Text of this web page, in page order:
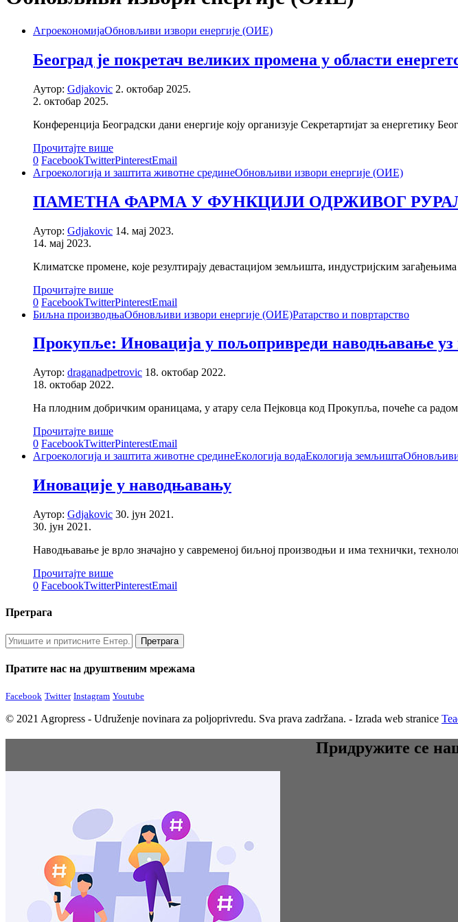
АгроекономијаОбновљиви извори енергије (ОИЕ)
Београд је покретач великих промена у области
Аутор: Gdjakovic 2. октобар 2025.
2. октобар 2025.
Конференција Београдски дани енергије коју организује Секретартијат за енергетику
Прочитајте више
0 FacebookTwitterPinterestEmail
Агроекологија и заштита животне срединеОбновљиви извори енергије (ОИЕ)
ПАМЕТНА ФАРМА У ФУНКЦИЈИ ОДРЖИВОГ
Аутор: Gdjakovic 14. мај 2023.
14. мај 2023.
Климатске промене, које резултирају девастацијом земљишта, индустријским
Прочитајте више
0 FacebookTwitterPinterestEmail
Биљна производњаОбновљиви извори енергије (ОИЕ)Ратарство и повртарство
Прокупље: Иновација у пољопривреди наводњавање уз
Аутор: draganadpetrovic 18. октобар 2022.
18. октобар 2022.
На плодним добричким ораницама, у атару села Пејковца код Прокупља, почеће са
Прочитајте више
0 FacebookTwitterPinterestEmail
Агроекологија и заштита животне срединеЕкологија водаЕкологија земљишта
Иновације у наводњавању
Аутор: Gdjakovic 30. јун 2021.
30. јун 2021.
Наводњавање је врло значајно у савременој биљној производњи и има технички,
Прочитајте више
0 FacebookTwitterPinterestEmail
Претрага
Пратите нас на друштвеним мрежама
Facebook Twitter Instagram Youtube
© 2021 Agropress - Udruženje novinara za poljoprivredu. Sva prava zadržana. - Izrada web stranice
Придружите се